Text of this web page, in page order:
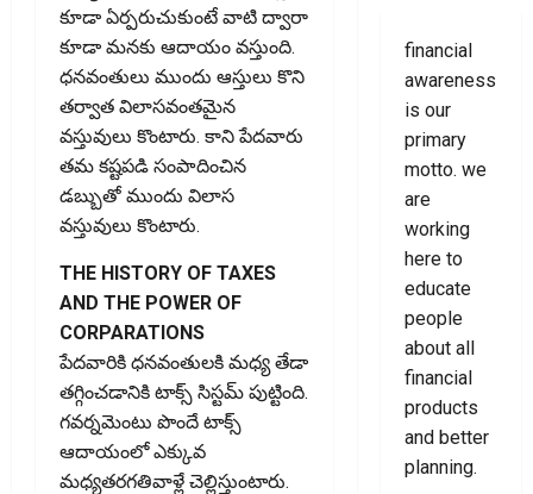
కూడా ఏర్పరుచుకుంటే వాటి ద్వారా
కూడా మనకు ఆదాయం వస్తుంది.
ధనవంతులు ముందు ఆస్తులు కొని
తర్వాత విలాసవంతమైన
వస్తువులు కొంటారు. కాని పేదవారు
తమ కష్టపడి సంపాదించిన
డబ్బుతో ముందు విలాస
వస్తువులు కొంటారు.
THE HISTORY OF TAXES
AND THE POWER OF
CORPARATIONS
పేదవారికి ధనవంతులకి మధ్య తేడా
తగ్గించడానికి టాక్స్ సిస్టమ్ పుట్టింది.
గవర్నమెంటు పొందే టాక్స్
ఆదాయంలో ఎక్కువ
మధ్యతరగతివాళ్లే చెల్లిస్తుంటారు.
financial
awareness
is our
primary
motto. we
are
working
here to
educate
people
about all
financial
products
and better
planning.